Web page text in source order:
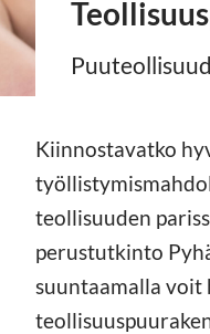
Kiinnostavatko
teollisuuden
perustutkinto
suuntaamalla voit